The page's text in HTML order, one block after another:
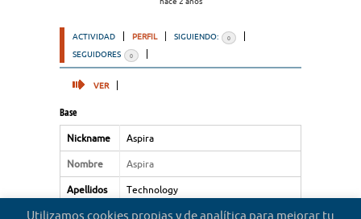
ACTIVIDAD PERFIL SIGUIENDO: 0
SEGUIDORES 0
VER
Base
Nickname Aspira
Nombre Aspira
Apellidos Technology
Tipo de
Utilizamos cookies propias y de analítica para mejorar tu